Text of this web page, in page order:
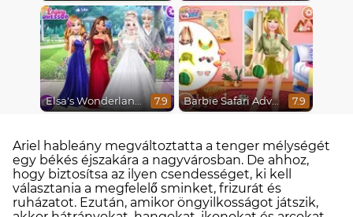
Elsa's Wonderland Wedding 7.9 Barbie Safari Adventure 7.9
Ariel hableány megváltoztatta a tenger mélységét
egy békés éjszakára a nagyvárosban. De ahhoz,
hogy biztosítsa az ilyen csendességet, ki kell
választania a megfelelő sminket, frizurát és
ruházatot. Ezután, amikor öngyilkosságot játszik,